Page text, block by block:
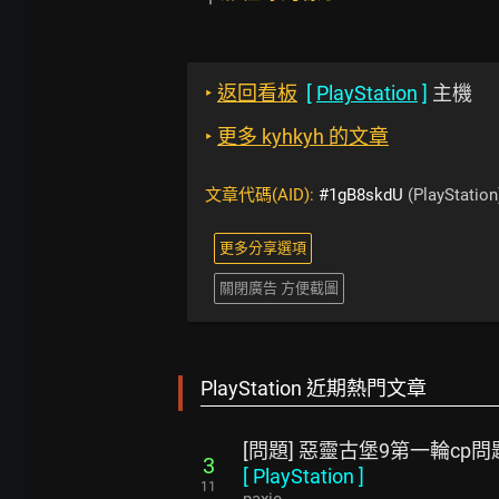
‣ 返回看板 [ PlayStation ] 主機
‣ 更多 kyhkyh 的文章
文章代碼(AID): #1gB8skdU
更多分享選項
關閉廣告 方便截圖
PlayStation 近期熱門文章
3
11
[問題] 惡靈古堡9第一輪cp問
[ PlayStation ]